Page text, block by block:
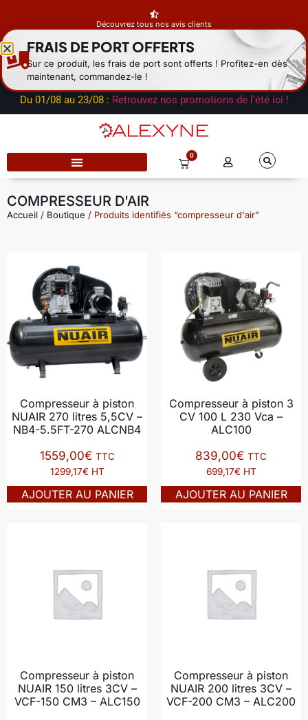
Découvrez tous nos avis clients
Fermeture estivale du dépôtdu 01/08 au 23/08 : les expéditions
reprendront à la rentrée. Notre service commercial reste
disponible par mail.
Du 01/08 au 23/08 : Retrouvez nos promotions de l’été ici !
0
COMPRESSEUR D'AIR
Accueil / Boutique / Produits identifiés “compresseur d'air”
Compresseur à piston
NUAIR 270 litres 5,5CV –
NB4-5.5FT-270 ALCNB4
1559,00€ TTC
1299,17€ HT
AJOUTER AU PANIER
Compresseur à piston 3
CV 100 L 230 Vca –
ALC100
839,00€ TTC
699,17€ HT
AJOUTER AU PANIER
Compresseur à piston
NUAIR 150 litres 3CV –
VCF-150 CM3 – ALC150
Compresseur à piston
NUAIR 200 litres 3CV –
VCF-200 CM3 – ALC200
FRAIS DE PORT OFFERTS
Sur ce produit, les frais de port sont offerts ! Profitez-en dès
maintenant, commandez-le !